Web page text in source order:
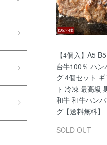
【4個入】A5
台牛100％ ハン
グ 4個セット ギ
ト 冷凍 最高級
和牛 和牛ハン
グ【送料無料】
SOLD OUT